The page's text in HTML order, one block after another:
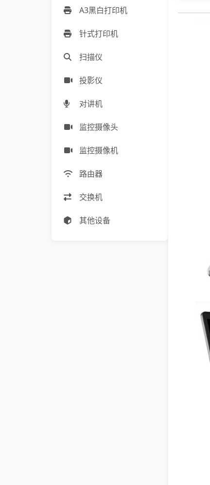
A3黑白打印机
针式打印机
扫描仪
投影仪
对讲机
监控摄像头
监控摄像机
路由器
交换机
其他设备